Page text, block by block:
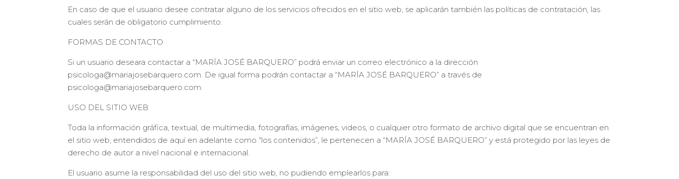
En caso de que el usuario desee contratar alguno de los servicios ofrecidos en el sitio web, se aplicarán también las políticas de contratación, las
cuales serán de obligatorio cumplimiento.
FORMAS DE CONTACTO
Si un usuario deseara contactar a “MARÍA JOSÉ BARQUERO” podrá enviar un correo electrónico a la dirección
psicologa@mariajosebarquero.com. De igual forma podrán contactar a “MARÍA JOSÉ BARQUERO” a través de
psicologa@mariajosebarquero.com.
USO DEL SITIO WEB
Toda la información gráfica, textual, de multimedia, fotografías, imágenes, videos, o cualquier otro formato de archivo digital que se encuentran en
el sitio web, entendidos de aquí en adelante como “los contenidos”, le pertenecen a “MARÍA JOSÉ BARQUERO” y está protegido por las leyes de
derecho de autor a nivel nacional e internacional.
El usuario asume la responsabilidad del uso del sitio web, no pudiendo emplearlos para: